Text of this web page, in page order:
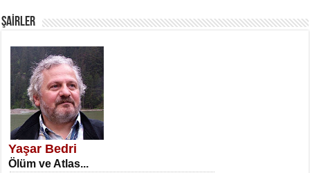
SATILMIŞ ÜMİT ÇETİNKAYA
Erkenlik...
ŞAİRLER
Yaşar Bedri
Ölüm ve Atlas...